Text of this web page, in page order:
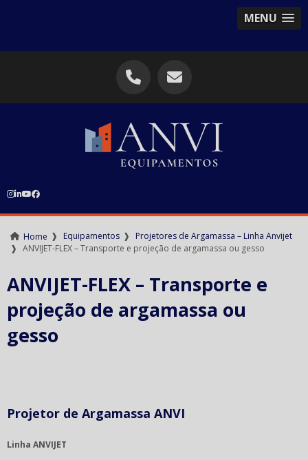
MENU
Home ❱ Equipamentos ❱
Projetores de Argamassa – Linha Anvijet
❱ ANVIJET-FLEX – Transporte e projeção de argamassa ou gesso
ANVIJET-FLEX – Transporte e
projeção de argamassa ou
gesso
Projetor de Argamassa ANVI
Linha ANVIJET